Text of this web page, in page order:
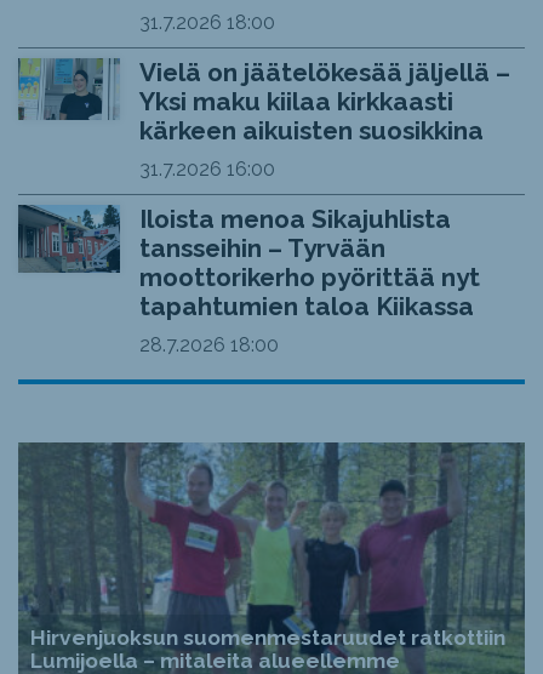
31.7.2026 18:00
Vielä on jäätelökesää jäljellä –
Yksi maku kiilaa kirkkaasti
kärkeen aikuisten suosikkina
31.7.2026 16:00
Iloista menoa Sikajuhlista
tansseihin – Tyrvään
moottorikerho pyörittää nyt
tapahtumien taloa Kiikassa
28.7.2026 18:00
Hirvenjuoksun suomenmestaruudet ratkottiin
Lumijoella – mitaleita alueellemme